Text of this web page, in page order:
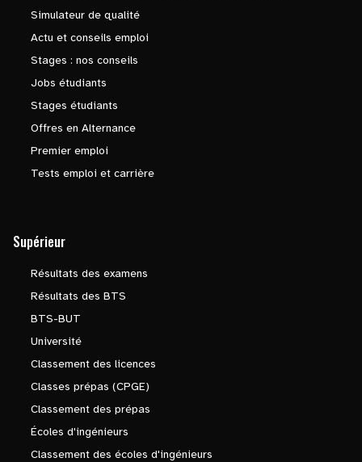
Simulateur de qualité
Actu et conseils emploi
Stages : nos conseils
Jobs étudiants
Stages étudiants
Offres en Alternance
Premier emploi
Tests emploi et carrière
Supérieur
Résultats des examens
Résultats des BTS
BTS-BUT
Université
Classement des licences
Classes prépas (CPGE)
Classement des prépas
Écoles d'ingénieurs
Classement des écoles d'ingénieurs